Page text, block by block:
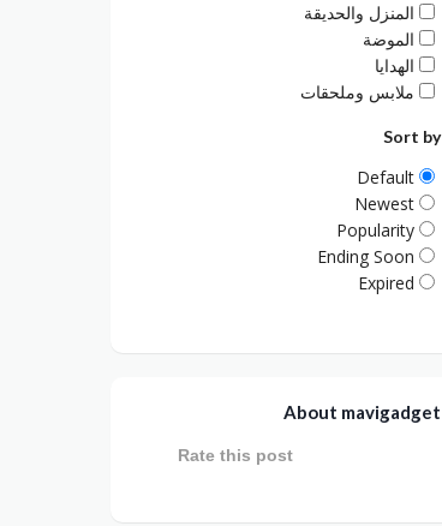
المنزل والحديقة
الموضة
الهدايا
ملابس وملحقات
Sort by
Default
Newest
Popularity
Ending Soon
Expired
About mavigadget
Rate this post